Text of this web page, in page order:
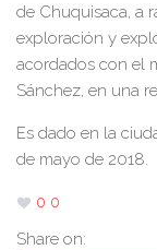
de Chuquisaca, a
exploración y
acordados con el
Sánchez, en una
Es dado en la
de mayo de 2018.
0 0
Share on: